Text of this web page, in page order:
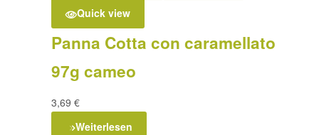
Quick view
Panna Cotta con caramellato
97g cameo
3,69 €
Weiterlesen